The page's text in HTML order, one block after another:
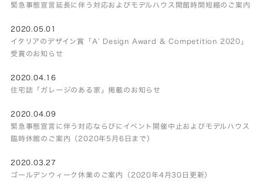
緊急事態宣言延長に伴う対応およびモデルハウス開館時間短縮のご案内
2020.05.01
イタリアのデザイン賞「A’ Design Award & Competition 2020」
受賞のお知らせ
2020.04.16
住宅誌「ガレージのある家」掲載のお知らせ
2020.04.09
緊急事態宣言に伴う対応ならびにイベント開催中止およびモデルハウス
臨時休館のご案内（2020年5月6日まで）
2020.03.27
ゴールデンウィーク休業のご案内（2020年4月30日更新）